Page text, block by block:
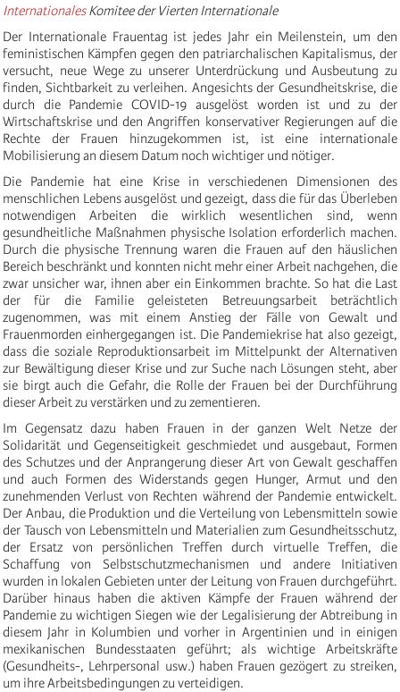
InternationalesKomitee der Vierten Internationale
Der Internationale Frauentag ist jedes Jahr ein Meilenstein, um den
feministischen Kämpfen gegen den patriarchalischen Kapitalismus, der
versucht, neue Wege zu unserer Unterdrückung und Ausbeutung zu
finden, Sichtbarkeit zu verleihen. Angesichts der Gesundheitskrise, die
durch die Pandemie COVID-19 ausgelöst worden ist und zu der
Wirtschaftskrise und den Angriffen konservativer Regierungen auf die
Rechte der Frauen hinzugekommen ist, ist eine internationale
Mobilisierung an diesem Datum noch wichtiger und nötiger.
Die Pandemie hat eine Krise in verschiedenen Dimensionen des
menschlichen Lebens ausgelöst und gezeigt, dass die für das Überleben
notwendigen Arbeiten die wirklich wesentlichen sind, wenn
gesundheitliche Maßnahmen physische Isolation erforderlich machen.
Durch die physische Trennung waren die Frauen auf den häuslichen
Bereich beschränkt und konnten nicht mehr einer Arbeit nachgehen, die
zwar unsicher war, ihnen aber ein Einkommen brachte. So hat die Last
der für die Familie geleisteten Betreuungsarbeit beträchtlich
zugenommen, was mit einem Anstieg der Fälle von Gewalt und
Frauenmorden einhergegangen ist. Die Pandemiekrise hat also gezeigt,
dass die soziale Reproduktionsarbeit im Mittelpunkt der Alternativen
zur Bewältigung dieser Krise und zur Suche nach Lösungen steht, aber
sie birgt auch die Gefahr, die Rolle der Frauen bei der Durchführung
dieser Arbeit zu verstärken und zu zementieren.
Im Gegensatz dazu haben Frauen in der ganzen Welt Netze der
Solidarität und Gegenseitigkeit geschmiedet und ausgebaut, Formen
des Schutzes und der Anprangerung dieser Art von Gewalt geschaffen
und auch Formen des Widerstands gegen Hunger, Armut und den
zunehmenden Verlust von Rechten während der Pandemie entwickelt.
Der Anbau, die Produktion und die Verteilung von Lebensmitteln sowie
der Tausch von Lebensmitteln und Materialien zum Gesundheitsschutz,
der Ersatz von persönlichen Treffen durch virtuelle Treffen, die
Schaffung von Selbstschutzmechanismen und andere Initiativen
wurden in lokalen Gebieten unter der Leitung von Frauen durchgeführt.
Darüber hinaus haben die aktiven Kämpfe der Frauen während der
Pandemie zu wichtigen Siegen wie der Legalisierung der Abtreibung in
diesem Jahr in Kolumbien und vorher in Argentinien und in einigen
mexikanischen Bundesstaaten geführt; als wichtige Arbeitskräfte
(Gesundheits-, Lehrpersonal usw.) haben Frauen gezögert zu streiken,
um ihre Arbeitsbedingungen zu verteidigen.